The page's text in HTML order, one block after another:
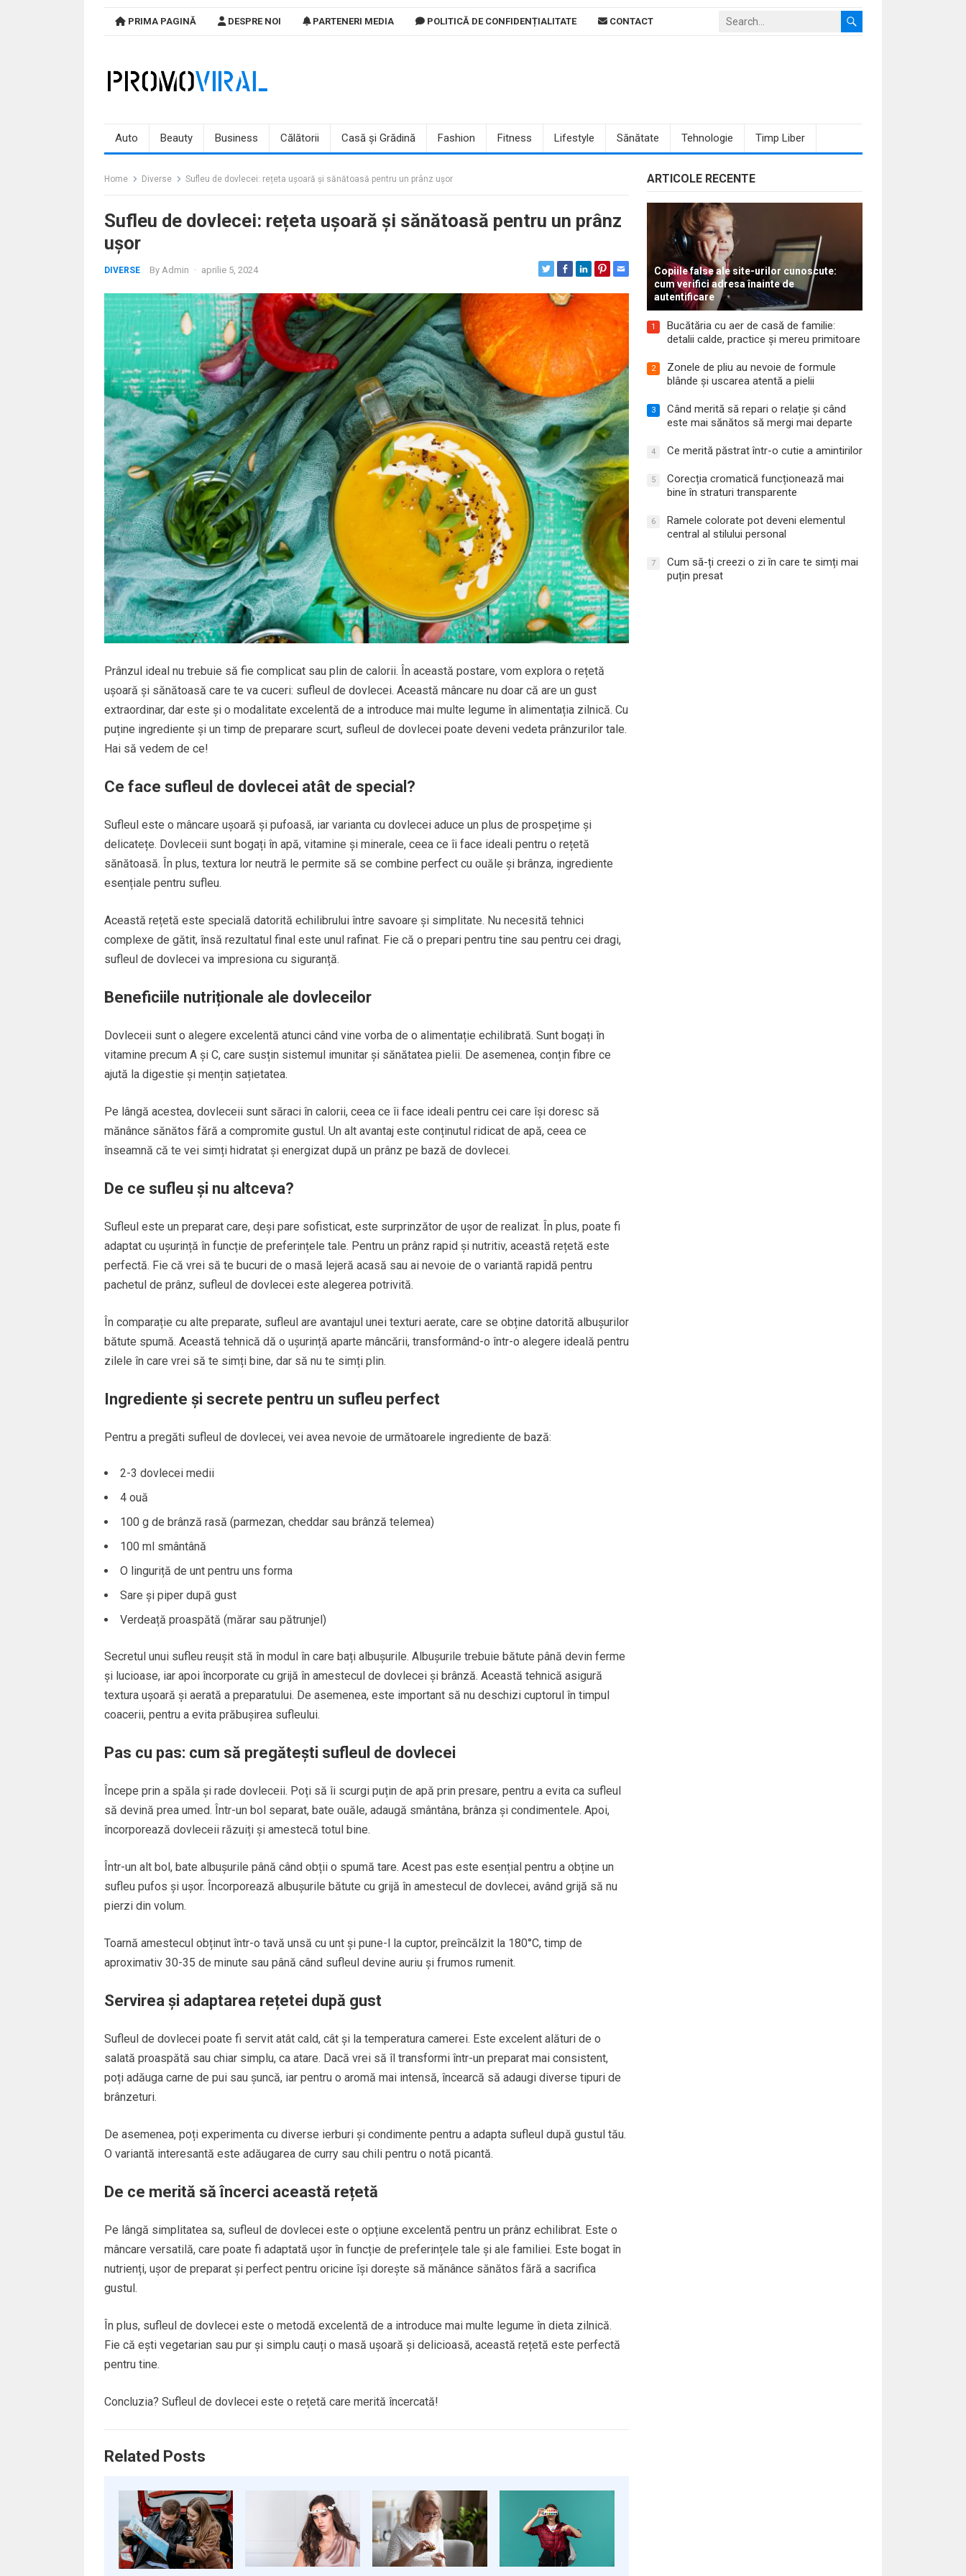
PRIMA PAGINĂ DESPRE NOI PARTENERI MEDIA POLITICĂ DE CONFIDENȚIALITATE CONTACT
Auto Beauty Business Călătorii Casă și Grădină Fashion Fitness Lifestyle Sănătate Tehnologie Timp Liber
Home Diverse Sufleu de dovlecei: rețeta ușoară și sănătoasă pentru un prânz ușor
Sufleu de dovlecei: rețeta ușoară și sănătoasă pentru un prânz
ușor
DIVERSE By Admin · aprilie 5, 2024
Prânzul ideal nu trebuie să fie complicat sau plin de calorii. În această postare, vom explora o rețetă
ușoară și sănătoasă care te va cuceri: sufleul de dovlecei. Această mâncare nu doar că are un gust
extraordinar, dar este și o modalitate excelentă de a introduce mai multe legume în alimentația zilnică. Cu
puține ingrediente și un timp de preparare scurt, sufleul de dovlecei poate deveni vedeta prânzurilor tale.
Hai să vedem de ce!
Ce face sufleul de dovlecei atât de special?
Sufleul este o mâncare ușoară și pufoasă, iar varianta cu dovlecei aduce un plus de prospețime și
delicatețe. Dovleceii sunt bogați în apă, vitamine și minerale, ceea ce îi face ideali pentru o rețetă
sănătoasă. În plus, textura lor neutră le permite să se combine perfect cu ouăle și brânza, ingrediente
esențiale pentru sufleu.
Această rețetă este specială datorită echilibrului între savoare și simplitate. Nu necesită tehnici
complexe de gătit, însă rezultatul final este unul rafinat. Fie că o prepari pentru tine sau pentru cei dragi,
sufleul de dovlecei va impresiona cu siguranță.
Beneficiile nutriționale ale dovleceilor
Dovleceii sunt o alegere excelentă atunci când vine vorba de o alimentație echilibrată. Sunt bogați în
vitamine precum A și C, care susțin sistemul imunitar și sănătatea pielii. De asemenea, conțin fibre ce
ajută la digestie și mențin sațietatea.
Pe lângă acestea, dovleceii sunt săraci în calorii, ceea ce îi face ideali pentru cei care își doresc să
mănânce sănătos fără a compromite gustul. Un alt avantaj este conținutul ridicat de apă, ceea ce
înseamnă că te vei simți hidratat și energizat după un prânz pe bază de dovlecei.
De ce sufleu și nu altceva?
Sufleul este un preparat care, deși pare sofisticat, este surprinzător de ușor de realizat. În plus, poate fi
adaptat cu ușurință în funcție de preferințele tale. Pentru un prânz rapid și nutritiv, această rețetă este
perfectă. Fie că vrei să te bucuri de o masă lejeră acasă sau ai nevoie de o variantă rapidă pentru
pachetul de prânz, sufleul de dovlecei este alegerea potrivită.
În comparație cu alte preparate, sufleul are avantajul unei texturi aerate, care se obține datorită albușurilor
bătute spumă. Această tehnică dă o ușurință aparte mâncării, transformând-o într-o alegere ideală pentru
zilele în care vrei să te simți bine, dar să nu te simți plin.
Ingrediente și secrete pentru un sufleu perfect
Pentru a pregăti sufleul de dovlecei, vei avea nevoie de următoarele ingrediente de bază:
2-3 dovlecei medii
4 ouă
100 g de brânză rasă (parmezan, cheddar sau brânză telemea)
100 ml smântână
O linguriță de unt pentru uns forma
Sare și piper după gust
Verdeață proaspătă (mărar sau pătrunjel)
Secretul unui sufleu reușit stă în modul în care bați albușurile. Albușurile trebuie bătute până devin ferme
și lucioase, iar apoi încorporate cu grijă în amestecul de dovlecei și brânză. Această tehnică asigură
textura ușoară și aerată a preparatului. De asemenea, este important să nu deschizi cuptorul în timpul
coacerii, pentru a evita prăbușirea sufleului.
Pas cu pas: cum să pregătești sufleul de dovlecei
Începe prin a spăla și rade dovleceii. Poți să îi scurgi puțin de apă prin presare, pentru a evita ca sufleul
să devină prea umed. Într-un bol separat, bate ouăle, adaugă smântâna, brânza și condimentele. Apoi,
încorporează dovleceii răzuiți și amestecă totul bine.
Într-un alt bol, bate albușurile până când obții o spumă tare. Acest pas este esențial pentru a obține un
sufleu pufos și ușor. Încorporează albușurile bătute cu grijă în amestecul de dovlecei, având grijă să nu
pierzi din volum.
Toarnă amestecul obținut într-o tavă unsă cu unt și pune-l la cuptor, preîncălzit la 180°C, timp de
aproximativ 30-35 de minute sau până când sufleul devine auriu și frumos rumenit.
Servirea și adaptarea rețetei după gust
Sufleul de dovlecei poate fi servit atât cald, cât și la temperatura camerei. Este excelent alături de o
salată proaspătă sau chiar simplu, ca atare. Dacă vrei să îl transformi într-un preparat mai consistent,
poți adăuga carne de pui sau șuncă, iar pentru o aromă mai intensă, încearcă să adaugi diverse tipuri de
brânzeturi.
De asemenea, poți experimenta cu diverse ierburi și condimente pentru a adapta sufleul după gustul tău.
O variantă interesantă este adăugarea de curry sau chili pentru o notă picantă.
De ce merită să încerci această rețetă
Pe lângă simplitatea sa, sufleul de dovlecei este o opțiune excelentă pentru un prânz echilibrat. Este o
mâncare versatilă, care poate fi adaptată ușor în funcție de preferințele tale și ale familiei. Este bogat în
nutrienți, ușor de preparat și perfect pentru oricine își dorește să mănânce sănătos fără a sacrifica
gustul.
În plus, sufleul de dovlecei este o metodă excelentă de a introduce mai multe legume în dieta zilnică.
Fie că ești vegetarian sau pur și simplu cauți o masă ușoară și delicioasă, această rețetă este perfectă
pentru tine.
Concluzia? Sufleul de dovlecei este o rețetă care merită încercată!
Related Posts
ARTICOLE RECENTE
Copiile false ale site-urilor cunoscute:
cum verifici adresa înainte de
autentificare
1
Bucătăria cu aer de casă de familie:
detalii calde, practice și mereu primitoare
2
Zonele de pliu au nevoie de formule
blânde și uscarea atentă a pielii
3
Când merită să repari o relație și când
este mai sănătos să mergi mai departe
4 Ce merită păstrat într-o cutie a amintirilor
5
Corecția cromatică funcționează mai
bine în straturi transparente
6
Ramele colorate pot deveni elementul
central al stilului personal
7
Cum să-ți creezi o zi în care te simți mai
puțin presat